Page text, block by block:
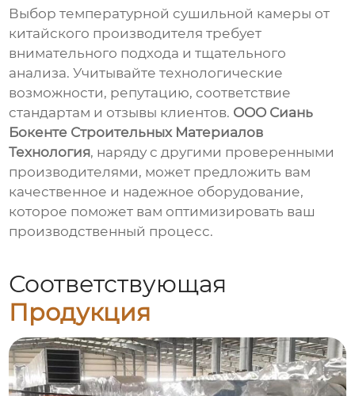
Выбортемпературной сушильной камеры от
китайского производителя требует
внимательного подхода и тщательного
анализа. Учитывайте технологические
возможности, репутацию, соответствие
стандартам и отзывы клиентов. ООО Сиань
Бокенте Строительных Материалов
Технология, наряду с другими проверенными
производителями, может предложить вам
качественное и надежное оборудование,
которое поможет вам оптимизировать ваш
производственный процесс.
Соответствующая
Продукция